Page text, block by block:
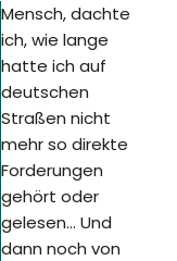
Mensch, dachte
ich, wie lange
hatte ich auf
deutschen
Straßen nicht
mehr so direkte
Forderungen
gehört oder
gelesen… Und
dann noch von